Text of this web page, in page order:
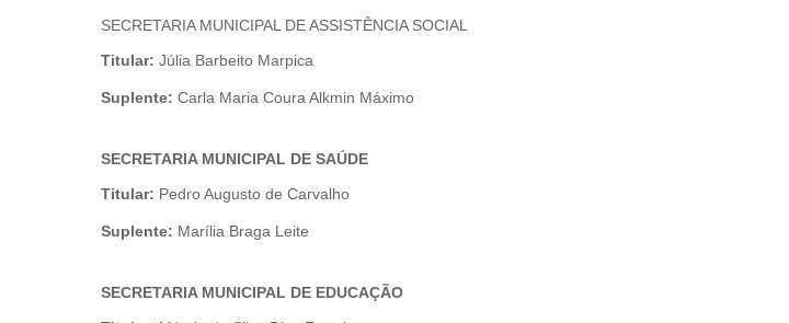
SECRETARIA MUNICIPAL DE ASSISTÊNCIA SOCIAL
Titular: Júlia Barbeito Marpica
Suplente: Carla Maria Coura Alkmin Máximo
SECRETARIA MUNICIPAL DE SAÚDE
Titular: Pedro Augusto de Carvalho
Suplente: Marília Braga Leite
SECRETARIA MUNICIPAL DE EDUCAÇÃO